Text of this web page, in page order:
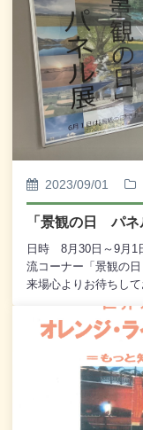
2023/09/01
「景観の日 パネ
日時 8月30日～9月
流コーナー「景観の
来場心よりお待ちして